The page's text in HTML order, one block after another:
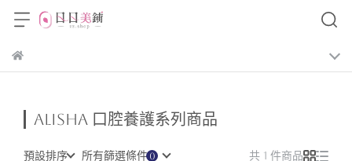
AliSHA 口腔養護系列商品
預設排序 所有篩選條件 共 1 件商品